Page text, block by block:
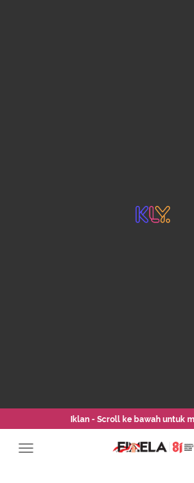
Iklan - Scroll ke bawah untuk